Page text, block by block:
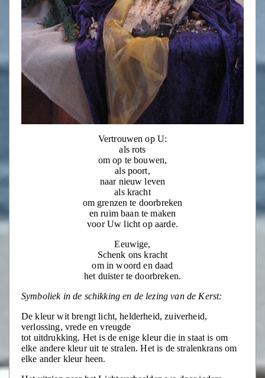
Vertrouwen op U:
als rots
om op te bouwen,
als poort,
naar nieuw leven
als kracht
om grenzen te doorbreken
en ruim baan te maken
voor Uw licht op aarde.
Eeuwige,
Schenk ons kracht
om in woord en daad
het duister te doorbreken.
Symboliek in de schikking en de lezing van de Kerst:
De kleur wit brengt licht, helderheid, zuiverheid,
verlossing, vrede en vreugde
tot uitdrukking. Het is de enige kleur die in staat is om
elke andere kleur uit te stralen. Het is de stralenkrans om
elke ander kleur heen.